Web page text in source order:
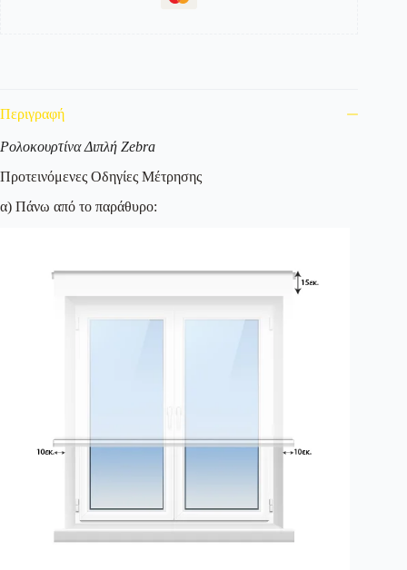
Περιγραφή
Ρολοκουρτίνα Διπλή Zebra
Προτεινόμενες Οδηγίες Μέτρησης
α) Πάνω από το παράθυρο: